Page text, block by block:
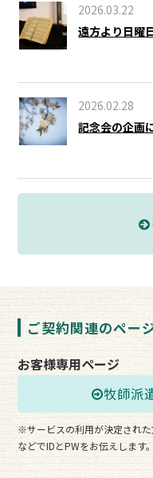
2026.03.22
遠方より日曜
2026.02.28
記念会の企画
ご契約関連のペー
お客様専用ページ
牧師派
※サービスの利用が決定され
などでIDとPWをお伝えします。